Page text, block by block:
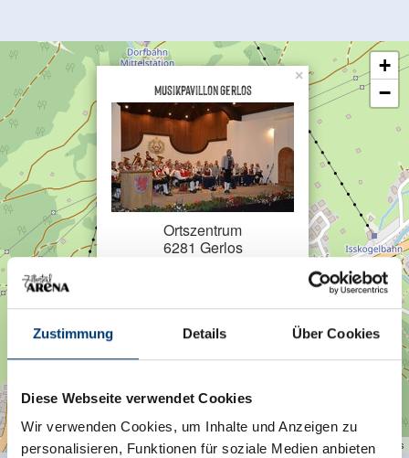
Zustimmung Details Über Cookies
Diese Webseite verwendet Cookies
Wir verwenden Cookies, um Inhalte und Anzeigen zu
personalisieren, Funktionen für soziale Medien anbieten
Musikpavillon Gerlos
Ortszentrum
6281 Gerlos
×
+
−
Leaflet| Map data ©OpenStreetMapcontributors